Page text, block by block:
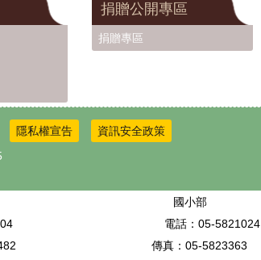
捐贈公開專區
捐贈專區
隱私權宣告
資訊安全政策
部 國小部
電話：05-5821024
5824482 傳真：05-5823363